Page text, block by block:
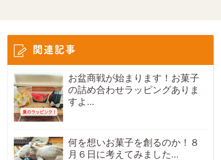
関連記事
お盆商戦が始まります！お菓子
の詰め合わせラッピングありま
すよ...
何を想いお菓子を創るのか！８
月６日に考えてみました...